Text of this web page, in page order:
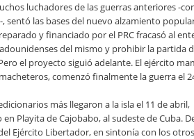
luchadores de las guerras anteriores -
sentó las bases del nuevo alzamiento
y financiado por el PRC fracasó al
del mismo y prohibir la partida
el proyecto siguió adelante. El ejército
comenzó finalmente la guerra el
más llegaron a la isla el 11 de abril,
Playita de Cajobabo, al sudeste de Cuba.
Ejército Libertador, en sintonía con los